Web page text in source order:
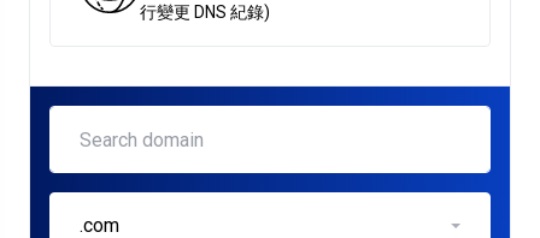
行變更 DNS 紀錄)
.com